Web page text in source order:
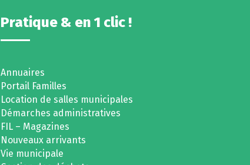
Pratique & en 1 clic !
Annuaires
Portail Familles
Location de salles municipales
Démarches administratives
FIL – Magazines
Nouveaux arrivants
Vie municipale